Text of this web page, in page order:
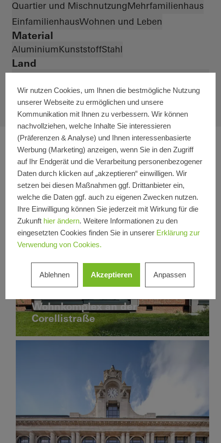
Quartier und MischnutzungMehrfamilienhaus
EinfamilienhausWohnen und Leben
Material
AluminiumKunststoffStahl
Land
Länder *
Quartier und
Mischnutzung
Neubau
LEED
Außergewöhnliche
Fenster
Fassaden
Deutschlandhaus
Mehrfamilienhaus
Sanierung
Deutschland
Wohnkomplex an der
Corellistraße
Wir nutzen Cookies, um Ihnen die bestmögliche Nutzung
unserer Webseite zu ermöglichen und unsere
Kommunikation mit Ihnen zu verbessern. Wir können
nachvollziehen, welche Inhalte Sie interessieren
(Präferenzen & Analyse) und Ihnen interessenbasierte
Werbung (Marketing) anzeigen, wenn Sie in den Zugriff
auf Ihr Endgerät und die Verarbeitung personenbezogener
Daten durch klicken auf „akzeptieren“ einwilligen. Wir
setzen bei diesen Maßnahmen ggf. Drittanbieter ein,
welche die Daten ggf. auch zu eigenen Zwecken nutzen.
Ihre Einwilligung können Sie jederzeit mit Wirkung für die
Zukunft hier ändern. Weitere Informationen zu den
eingesetzten Cookies finden Sie in unserer Erklärung zur
Verwendung von Cookies.
Ablehnen Akzeptieren Anpassen